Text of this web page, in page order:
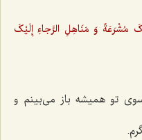
مُشْرَعَةٌ وَ مَنَاهِلِ الرَّجاءِ إِلَیْکَ
تو همیشه باز می‌بینم و